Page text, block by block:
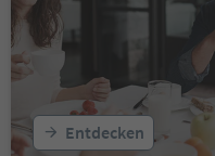
18
19
20
22
23
Entdecken